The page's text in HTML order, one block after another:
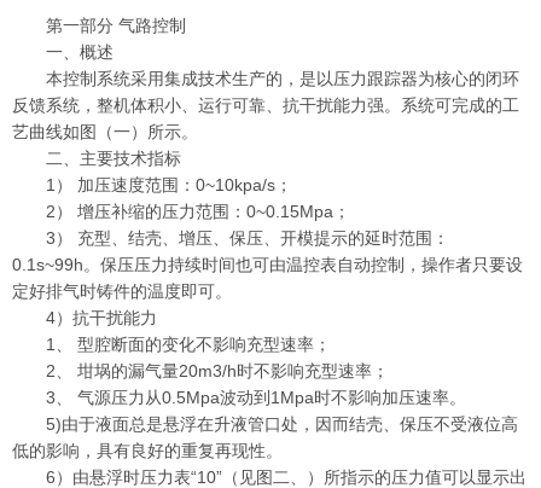
第一部分 气路控制
一、概述
本控制系统采用集成技术生产的，是以压力跟踪器为核心的闭环
反馈系统，整机体积小、运行可靠、抗干扰能力强。系统可完成的工
艺曲线如图（一）所示。
二、主要技术指标
1） 加压速度范围：0~10kpa/s；
2） 增压补缩的压力范围：0~0.15Mpa；
3） 充型、结壳、增压、保压、开模提示的延时范围：
0.1s~99h。保压压力持续时间也可由温控表自动控制，操作者只要设
定好排气时铸件的温度即可。
4）抗干扰能力
1、 型腔断面的变化不影响充型速率；
2、 坩埚的漏气量20m3/h时不影响充型速率；
3、 气源压力从0.5Mpa波动到1Mpa时不影响加压速率。
5)由于液面总是悬浮在升液管口处，因而结壳、保压不受液位高
低的影响，具有良好的重复再现性。
6）由悬浮时压力表“10”（见图二、）所指示的压力值可以显示出